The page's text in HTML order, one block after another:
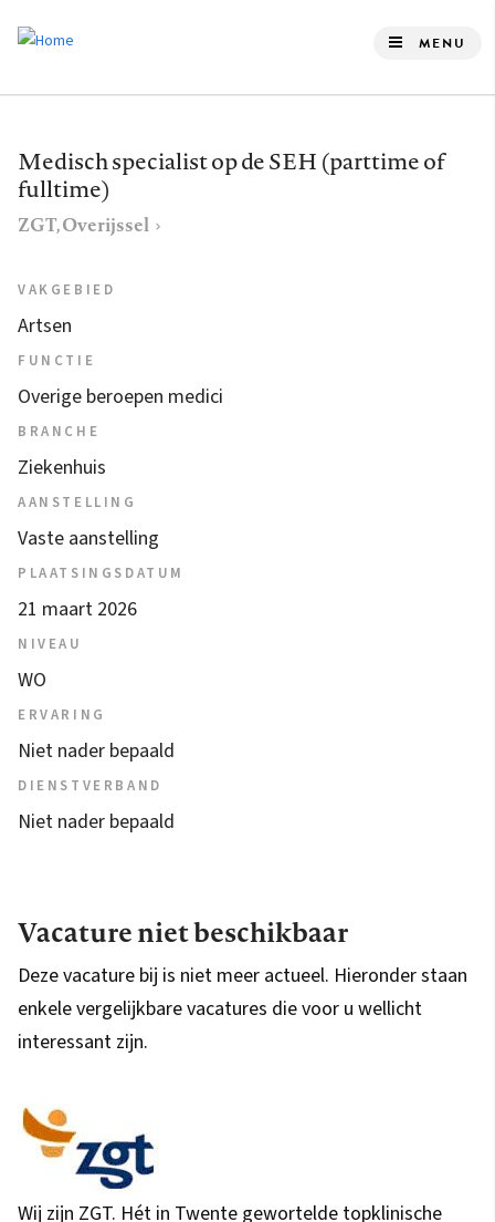
de
gaan
MENU
Medisch specialist op de SEH (parttime of
fulltime)
ZGT, Overijssel
VAKGEBIED
Artsen
FUNCTIE
Overige beroepen medici
BRANCHE
Ziekenhuis
AANSTELLING
Vaste aanstelling
PLAATSINGSDATUM
21 maart 2026
NIVEAU
WO
ERVARING
Niet nader bepaald
DIENSTVERBAND
Niet nader bepaald
Vacature niet beschikbaar
Deze vacature bij is niet meer actueel. Hieronder staan
enkele vergelijkbare vacatures die voor u wellicht
interessant zijn.
Wij zijn ZGT. Hét in Twente gewortelde topklinische